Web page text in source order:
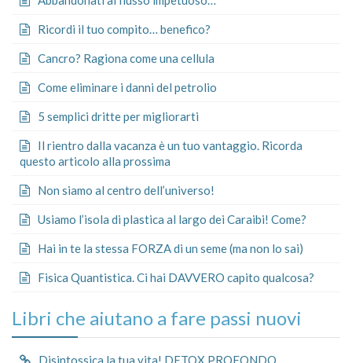
Ricordi il tuo compito… benefico?
Cancro? Ragiona come una cellula
Come eliminare i danni del petrolio
5 semplici dritte per migliorarti
Il rientro dalla vacanza è un tuo vantaggio. Ricorda
questo articolo alla prossima
Non siamo al centro dell’universo!
Usiamo l’isola di plastica al largo dei Caraibi! Come?
Hai in te la stessa FORZA di un seme (ma non lo sai)
Fisica Quantistica. Ci hai DAVVERO capito qualcosa?
Libri che aiutano a fare passi nuovi
Disintossica la tua vita! DETOX PROFONDO